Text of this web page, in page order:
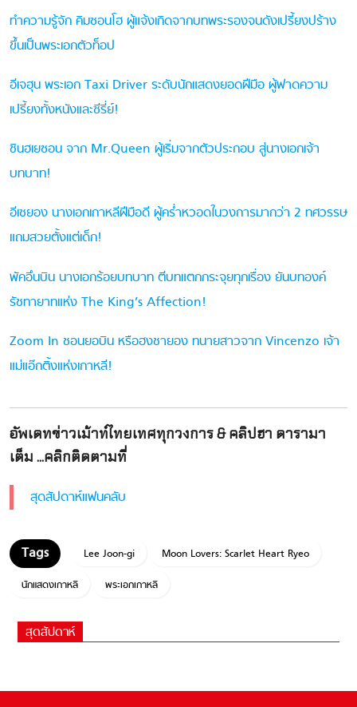
ทำความรู้จัก คิมซอนโฮ ผู้แจ้งเกิดจากบทพระรองจนดังเปรี้ยงปร้าง
ขึ้นเป็นพระเอกตัวท็อป
อีเจฮุน พระเอก Taxi Driver ระดับนักแสดงยอดฝีมือ ผู้ฟาดความ
เปรี้ยงทั้งหนังและซีรี่ย์!
ชินฮเยซอน จาก Mr.Queen ผู้เริ่มจากตัวประกอบ สู่นางเอกเจ้า
บทบาท!
อีเซยอง นางเอกเกาหลีฝีมือดี ผู้คร่ำหวอดในวงการมากว่า 2 ทศวรรษ
แถมสวยตั้งแต่เด็ก!
พัคอึนบิน นางเอกร้อยบทบาท ตีบทแตกกระจุยทุกเรื่อง ยันบทองค์
รัชทายาทแห่ง The King’s Affection!
Zoom In ชอนยอบิน หรือฮงชายอง ทนายสาวจาก Vincenzo เจ้า
แม่แอ๊กติ้งแห่งเกาหลี!
อัพเดทข่าวเม้าท์ไทยเทศทุกวงการ & คลิปฮา ดารามา
เต็ม ...คลิกติดตามที่
สุดสัปดาห์แฟนคลับ
Lee Joon-gi
Moon Lovers: Scarlet Heart Ryeo
นักแสดงเกาหลี
พระเอกเกาหลี
สุดสัปดาห์